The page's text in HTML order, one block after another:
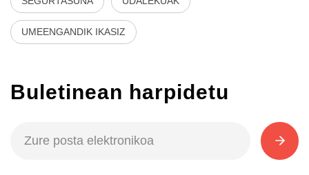
UMEENGANDIK IKASIZ
Buletinean harpidetu